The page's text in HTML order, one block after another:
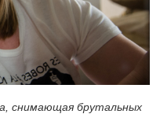
снимающая брутальных